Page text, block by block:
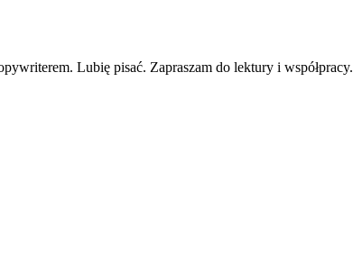
Lubię pisać. Zapraszam do lektury i współpracy.